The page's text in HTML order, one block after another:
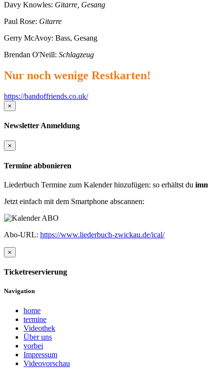
Davy Knowles: Gitarre, Gesang
Paul Rose: Gitarre
Gerry McAvoy: Bass, Gesang
Brendan O'Neill: Schlagzeug
Nur noch wenige Restkarten!
https://bandoffriends.co.uk/
×
Newsletter Anmeldung
×
Termine abbonieren
Liederbuch Termine zum Kalender hinzufügen: so erhältst du
Jetzt einfach mit dem Smartphone abscannen:
Abo-URL: https://www.liederbuch-zwickau.de/ical/
×
Ticketreservierung
Navigation
home
termine
Videothek
Über uns
vorbei
Impressum
Videovorschau